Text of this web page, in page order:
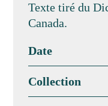
Texte tiré du
Canada.
Date
Collection